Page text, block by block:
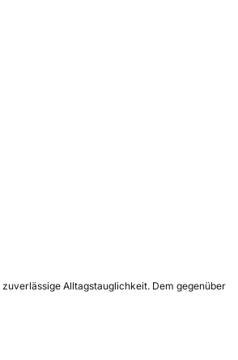
Alltagstauglichkeit. Dem gegenüber